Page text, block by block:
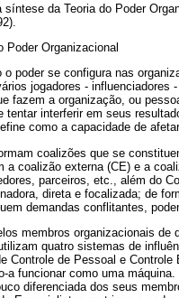
síntese da Teoria do Poder
Poder Organizacional
o poder se configura nas
jogadores -
fazem a organização, ou
tentar interferir em seus
como a capacidade de
coalizões que se
a coalizão externa (CE) e a
parceiros, etc., além do
direta e focalizada; de
demandas conflitantes,
membros organizacionais
quatro sistemas de
Controle de Pessoal e
a funcionar como uma
diferenciada dos seus